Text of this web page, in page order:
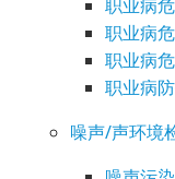
职业病
职业病
职业病
职业病
噪声/声环境